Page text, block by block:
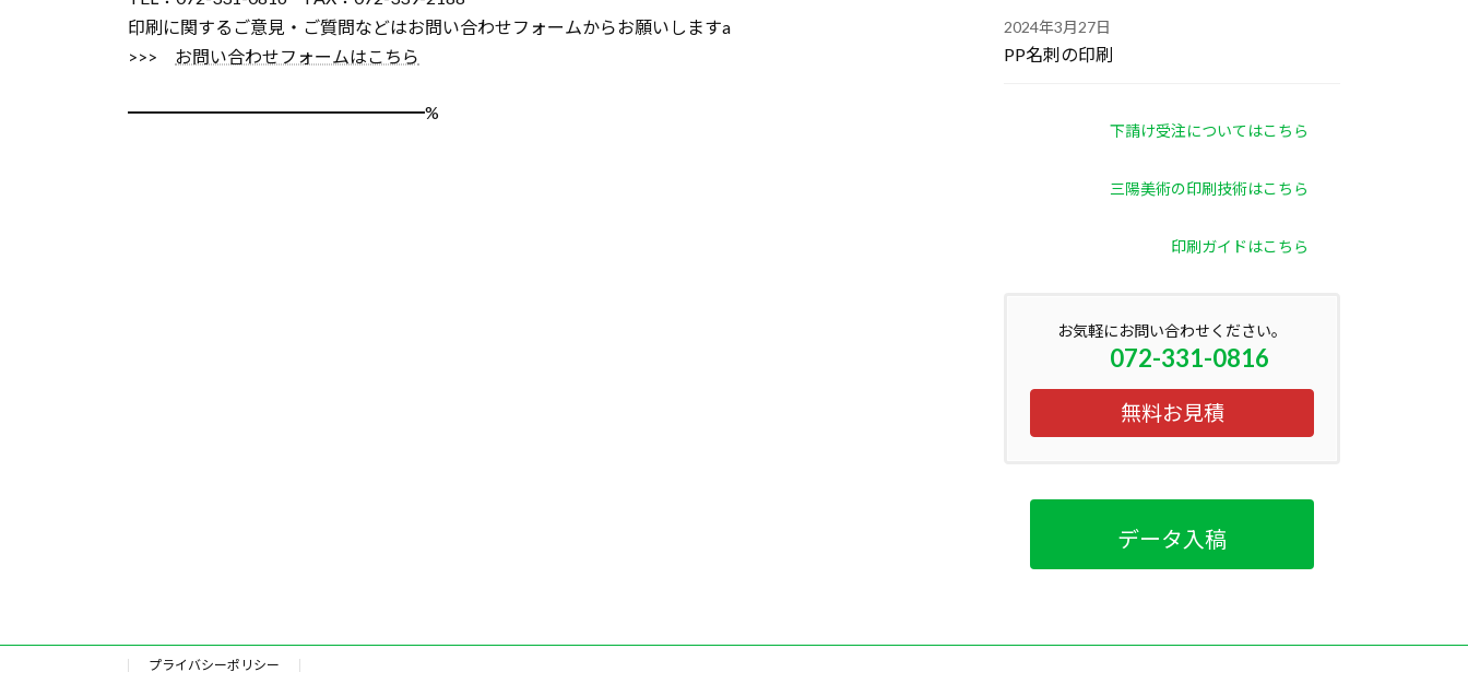
印刷に関するご意見・ご質問などはお問い合わせフォームからお願いしますa
>>> お問い合わせフォームはこちら
━━━━━━━━━━━━━━━━━%
2024年3月27日
PP名刺の印刷
下請け受注についてはこちら
三陽美術の印刷技術はこちら
印刷ガイドはこちら
お気軽にお問い合わせください。
072-331-0816
無料お見積
データ入稿
プライバシーポリシー